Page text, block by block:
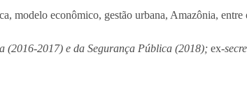
modelo econômico, gestão urbana, Amazônia, entre
(2016-2017) e da Segurança Pública (2018); ex-